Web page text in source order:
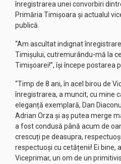
înregistrarea unei convorbiri
Primăria Timișoara și actualul
publică.
“Am ascultat indignat
Timișului, cutremurându-mă la
Timișoarei!”, își începe postarea
“Timp de 8 ani, în acel birou de
înregistrarea, a muncit, cu mine
eleganță exemplară, Dan
Adrian Orza și aș putea merge
a fost condusă până acum de
crescuți pe deasupra,
respectuoși cu cetățenii! Ei bine,
Viceprimar, un om de un